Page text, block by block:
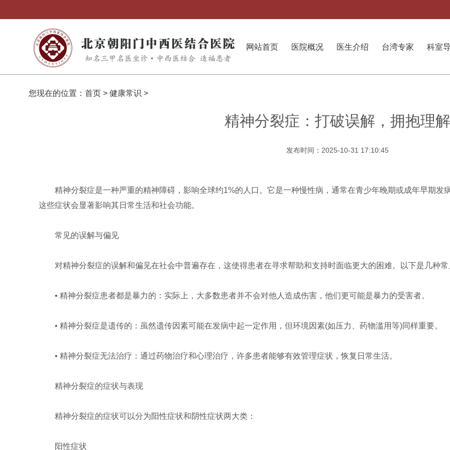
网站首页 医院概况 医生介绍 台湾专家 科室
您现在的位置： 首页 > 健康常识 >
精神分裂症：打破误解，拥抱理解
发布时间：2025-10-31 17:10:45
精神分裂症是一种严重的精神障碍，影响全球约1%的人口。它是一种慢性病，通常在青少年晚期或成年早期发
这些症状会显著影响其日常生活和社会功能。
常见的误解与偏见
对精神分裂症的误解和偏见在社会中普遍存在，这使得患者在寻求帮助和支持时面临更大的困难。以下是几种常
• 精神分裂症患者都是暴力的：实际上，大多数患者并不会对他人造成伤害，他们更可能是暴力的受害者。
• 精神分裂症是遗传的：虽然遗传因素可能在发病中起一定作用，但环境因素(如压力、药物滥用等)同样重要。
• 精神分裂症无法治疗：通过药物治疗和心理治疗，许多患者能够有效管理症状，恢复日常生活。
精神分裂症的症状与表现
精神分裂症的症状可以分为阳性症状和阴性症状两大类：
阳性症状